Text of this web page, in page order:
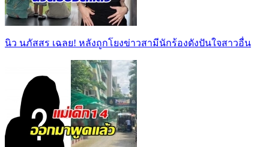
นิว นภัสสร เฉลย! หลังถูกโยงข่าวสามีนักร้องดังปันใจสาวอื่น